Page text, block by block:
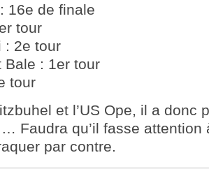
16e de finale
tour
: 2e tour
Bale : 1er tour
tour
et l’US Ope, il a donc
Faudra qu’il fasse attention
par contre.